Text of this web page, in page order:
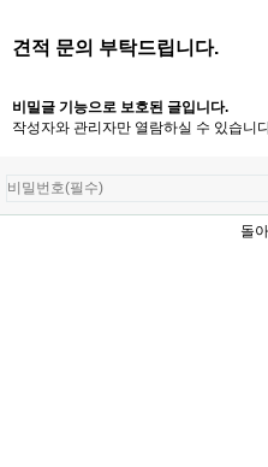
견적 문의 부탁드립니다.
비밀글 기능으로 보호된 글입니다.
작성자와 관리자만 열람하실 수 있습니
돌